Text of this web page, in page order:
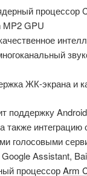
процессор
GPU
ЖК-экрана и
поддержку
также интеграцию
голосовыми
Assistant,
процессорArm